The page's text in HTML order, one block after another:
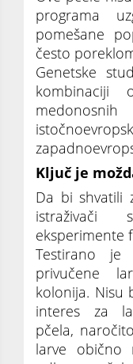
programa
pomešane
često
Genetske
kombinaciji
Ključ je
Da bi shvatili
istraživači
eksperimente
Testirano
privučene
kolonija. Nisu
interes za
pčela,
larve obično